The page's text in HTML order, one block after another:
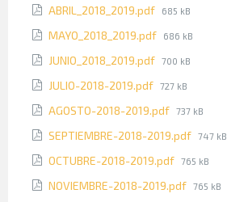
ABRIL_2018_2019.pdf File
685 kB
MAYO_2018_2019.pdf File
686 kB
JUNIO_2018_2019.pdf File
700 kB
JULIO-2018-2019.pdf File
727 kB
AGOSTO-2018-2019.pdf File
737 kB
SEPTIEMBRE-2018-2019.pdf File
747 kB
OCTUBRE-2018-2019.pdf File
765 kB
NOVIEMBRE-2018-2019.pdf File
765 kB